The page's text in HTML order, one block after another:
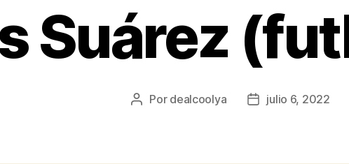
Suárez
Autor
Por dealcoolya
Fechajulio 6, 2022